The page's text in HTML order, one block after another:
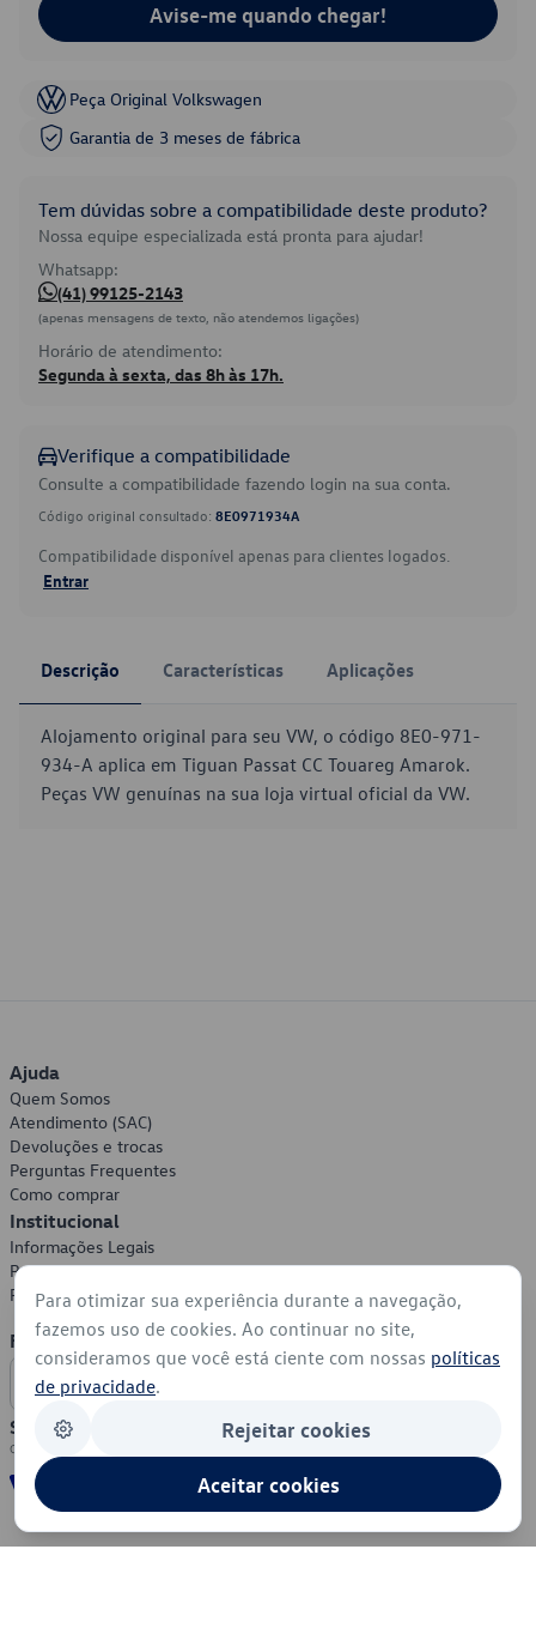
Avise-me quando chegar!
Peça Original Volkswagen
Garantia de 3 meses de fábrica
Tem dúvidas sobre a compatibilidade deste produto?
Nossa equipe especializada está pronta para ajudar!
Whatsapp:
(41) 99125-2143
(apenas mensagens de texto, não atendemos ligações)
Horário de atendimento:
Segunda à sexta, das 8h às 17h.
Verifique a compatibilidade
Consulte a compatibilidade fazendo login na sua conta.
Código original consultado: 8E0971934A
Compatibilidade disponível apenas para clientes logados.
Entrar
Descrição Características Aplicações
Alojamento original para seu VW, o código 8E0-971-
934-A aplica em Tiguan Passat CC Touareg Amarok.
Peças VW genuínas na sua loja virtual oficial da VW.
Ajuda
Quem Somos
Atendimento (SAC)
Devoluções e trocas
Perguntas Frequentes
Como comprar
Institucional
Informações Legais
Política de Privacidade
Política de Cookies
Formas de Pagamento
Segurança
Para otimizar sua experiência durante a navegação,
fazemos uso de cookies. Ao continuar no site,
consideramos que você está ciente com nossas políticas
de privacidade.
Rejeitar cookies
Aceitar cookies